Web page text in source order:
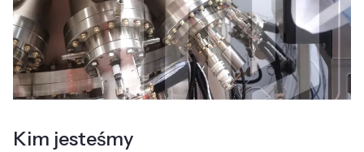
Kim jesteśmy